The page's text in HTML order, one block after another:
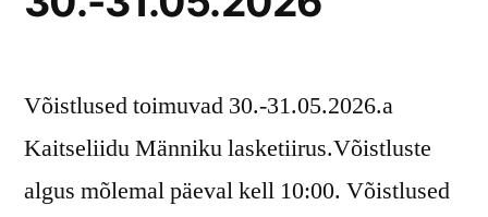
Võistlused toimuvad 30.-31.05.2026.a
Kaitseliidu Männiku lasketiirus.Võistluste
algus mõlemal päeval kell 10:00. Võistlused